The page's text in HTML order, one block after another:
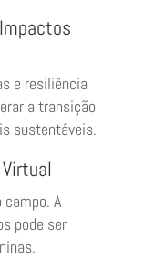
e resiliência
a transição
sustentáveis.
A
pode ser